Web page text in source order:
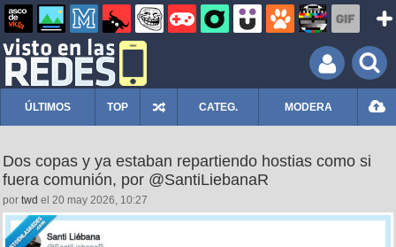
ÚLTIMOS TOP CATEG. MODERA
Dos copas y ya estaban repartiendo hostias como si
fuera comunión, por @SantiLiebanaR
por twd el 20 may 2026, 10:27